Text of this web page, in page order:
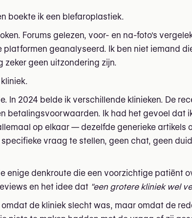
boekte ik een blefaroplastiek.
Forums gelezen, voor- en na-foto's
platformen geanalyseerd. Ik ben niet iemand
zeker geen uitzondering zijn.
In 2024 belde ik verschillende klinieken. De
betalingsvoorwaarden. Ik had het gevoel dat
op elkaar — dezelfde generieke artikels
vraag te stellen, geen chat, geen
enige denkroute die een voorzichtige patiënt
en het idee dat "een grotere kliniek wel
de kliniek slecht was, maar omdat de